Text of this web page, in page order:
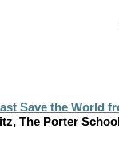
Save the World
The Porter